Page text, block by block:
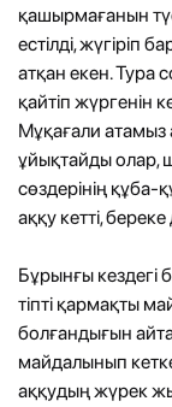
қашырмағанын
естілді, жүгіріп
атқан екен. Тура
қайтіп жүргенін
Мұқағали
ұйықтайды олар,
сөздерінің құба-
аққу кетті,
Бұрынғы кездегі
тіпті қармақты
болғандығын
майдалынып
аққудың жүрек